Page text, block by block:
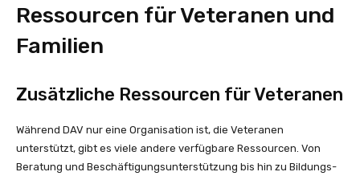
Ressourcen für Veteranen und
Familien
Zusätzliche Ressourcen für Veteranen
Während DAV nur eine Organisation ist, die Veteranen
unterstützt, gibt es viele andere verfügbare Ressourcen. Von
Beratung und Beschäftigungsunterstützung bis hin zu Bildungs-